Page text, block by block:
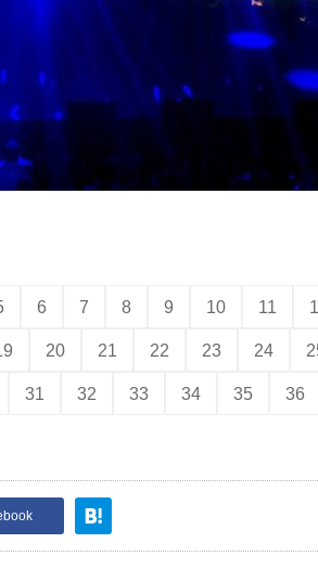
6 7 8 9 10 11
20 21 22 23 24
31 32 33 34 35 36